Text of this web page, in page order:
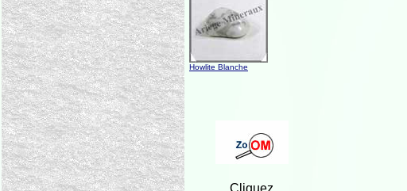
Howlite Blanche
Cliquez